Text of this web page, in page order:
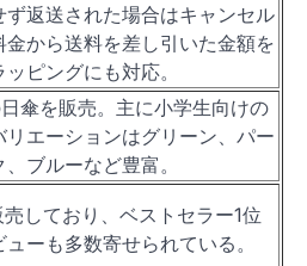
ず返送された場合はキャンセル
金から送料を差し引いた金額を
ピングにも対応。
傘を販売。主に小学生向けの
エーションはグリーン、パー
ブルーなど豊富。
しており、ベストセラー1位
ーも多数寄せられている。